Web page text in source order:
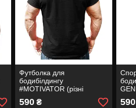
Футболка для
бодибілдингу
#MOTIVATOR (різні
кольори)
590₴ 590